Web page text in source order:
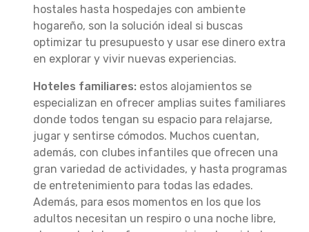
hostales hasta hospedajes con ambiente
hogareño, son la solución ideal si buscas
optimizar tu presupuesto y usar ese dinero extra
en explorar y vivir nuevas experiencias.
Hoteles familiares: estos alojamientos se
especializan en ofrecer amplias suites familiares
donde todos tengan su espacio para relajarse,
jugar y sentirse cómodos. Muchos cuentan,
además, con clubes infantiles que ofrecen una
gran variedad de actividades, y hasta programas
de entretenimiento para todas las edades.
Además, para esos momentos en los que los
adultos necesitan un respiro o una noche libre,